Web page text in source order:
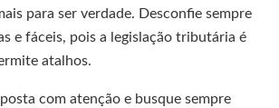
para ser verdade. Desconfie sempre
e fáceis, pois a legislação tributária é
atalhos.
com atenção e busque sempre